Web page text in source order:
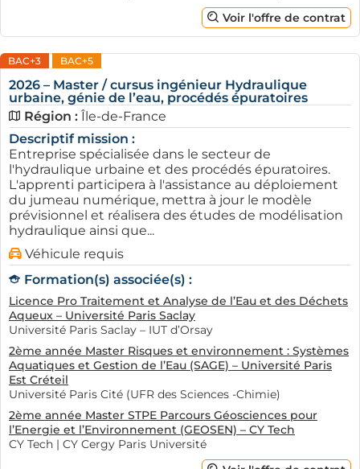
Voir l'offre de contrat
BAC+3 BAC+5
2026 – Master / cursus ingénieur Hydraulique
urbaine, génie de l’eau, procédés épuratoires
Région : Île-de-France
Descriptif mission :
Entreprise spécialisée dans le secteur de
l'hydraulique urbaine et des procédés épuratoires.
L'apprenti participera à l'assistance au déploiement
du jumeau numérique, mettra à jour le modèle
prévisionnel et réalisera des études de modélisation
hydraulique ainsi que...
Véhicule requis
Formation(s) associée(s) :
Licence Pro Traitement et Analyse de l’Eau et des Déchets
Aqueux – Université Paris Saclay
Université Paris Saclay – IUT d’Orsay
2ème année Master Risques et environnement : Systèmes
Aquatiques et Gestion de l’Eau (SAGE) – Université Paris
Est Créteil
Université Paris Cité (UFR des Sciences -Chimie)
2ème année Master STPE Parcours Géosciences pour
l’Energie et l’Environnement (GEOSEN) – CY Tech
CY Tech | CY Cergy Paris Université